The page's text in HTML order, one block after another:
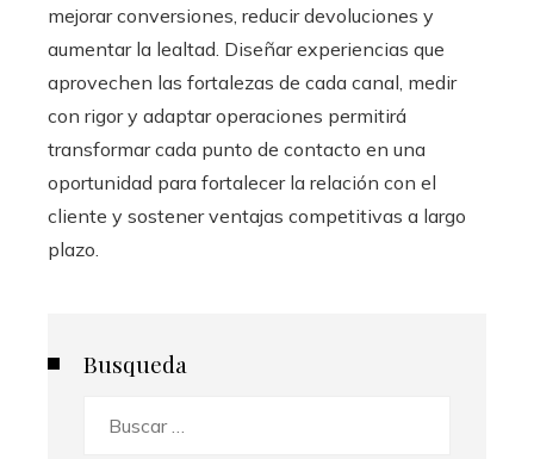
mejorar conversiones, reducir devoluciones y
aumentar la lealtad. Diseñar experiencias que
aprovechen las fortalezas de cada canal, medir
con rigor y adaptar operaciones permitirá
transformar cada punto de contacto en una
oportunidad para fortalecer la relación con el
cliente y sostener ventajas competitivas a largo
plazo.
Busqueda